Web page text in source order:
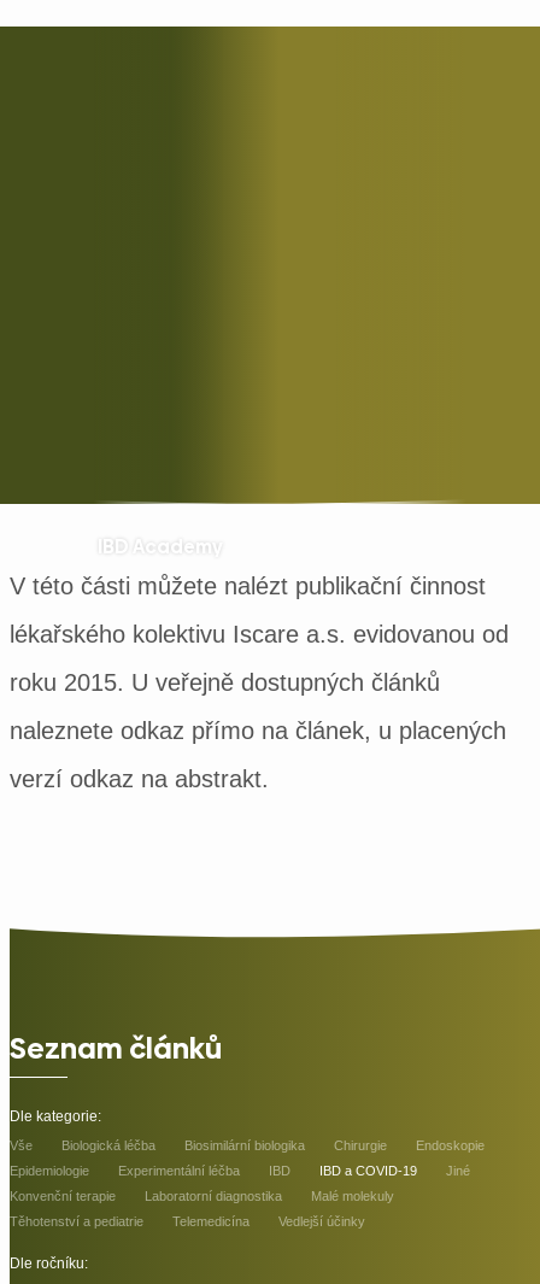
IBD Academy
V této části můžete nalézt publikační činnost
lékařského kolektivu Iscare a.s. evidovanou od
roku 2015. U veřejně dostupných článků
naleznete odkaz přímo na článek, u placených
verzí odkaz na abstrakt.
Seznam článků
Dle kategorie:
Vše Biologická léčba Biosimilární biologika Chirurgie
Endoskopie
Epidemiologie
Experimentální léčba IBD IBD a COVID-19
Jiné
Konvenční terapie
Laboratorní diagnostika
Malé molekuly
Těhotenství a pediatrie
Telemedicína Vedlejší účinky
Dle ročníku: